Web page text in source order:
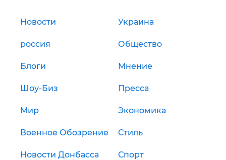
Новости Украина
россия Общество
Блоги Мнение
Шоу-Биз Пресса
Мир Экономика
Военное Обозрение Стиль
Новости Донбасса Спорт